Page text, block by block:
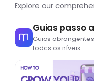
Explore our
Guias passo
Guias
todos os níveis